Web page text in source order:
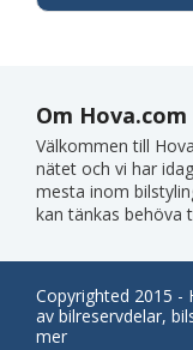
Om Hova.com
Välkommen till
nätet och vi har
mesta inom
kan tänkas behöva
Copyrighted 2015 -
av bilreservdelar,
mer